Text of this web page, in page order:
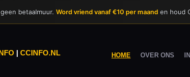
betaalmuur. Word vriend vanaf €10 per maanden houd
| CCINFO.NL HOME OVER ONS